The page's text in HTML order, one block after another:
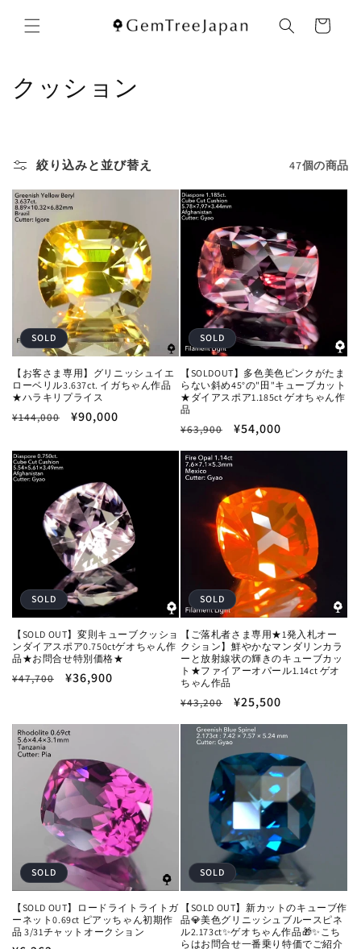
ンツに
進む
ー
コ
シ
ョ
クッション
絞り込みと並び替え 47個の商品
SOLD
【お客さま専用】グリニッシュイエ
ローベリル3.637ct. イガちゃん作品
★ハラキリプライス
通
価
格
¥144,000
セ
ル
格
¥90,000
SOLD
【SOLDOUT】多色美色ピンクがたま
らない斜め45°の"田"キューブカット
★ダイアスポア1.185ct ゲオちゃん作
品
通
常
価
¥63,900
セ
ー
価
格
¥54,000
SOLD
【SOLD OUT】変則キューブクッショ
ンダイアスポア0.750ctゲオちゃん作
品★お問合せ特別価格★
通
格
¥47,700
セ
価
格
¥36,900
SOLD
【ご落札者さま専用★1発入札オー
クション】鮮やかなマンダリンカラ
ーと放射線状の輝きのキューブカッ
ト★ファイアーオパール1.14ct ゲオ
ちゃん作品
通
常
¥43,200
セ
ー
ル
価
格
¥25,500
SOLD
【SOLD OUT】ロードライトライトガ
ーネット0.69ct ピアッちゃん初期作
品 3/31チャットオークション
SOLD
【SOLD OUT】新カットのキューブ作
品💎美色グリニッシュブルースピネ
ル2.173ct✨ゲオちゃん作品🎁✨こち
らはお問合せ一番乗り特価でご紹介